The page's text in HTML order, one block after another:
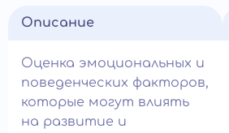
Описание
Оценка эмоциональных и
поведенческих факторов,
которые могут влиять
на развитие и